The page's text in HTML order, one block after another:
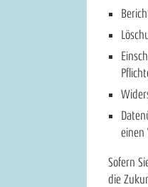
einen
Sofern
die